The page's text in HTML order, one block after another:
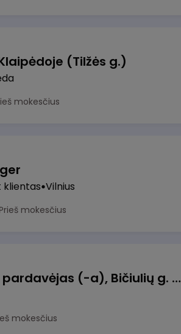
(Tilžės g.)
mokesčius
klientas Vilnius
Prieš mokesčius
Kasininkas (-ė) - pardavėjas (-a), Bičiulių g. 36, Bukiškis, Vilnius
mokesčius